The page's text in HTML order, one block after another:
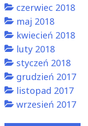
czerwiec 2018
maj 2018
kwiecień 2018
luty 2018
styczeń 2018
grudzień 2017
listopad 2017
wrzesień 2017